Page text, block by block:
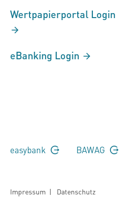
Wertpapierportal Login
eBanking Login
easybank BAWAG
Impressum | Datenschutz